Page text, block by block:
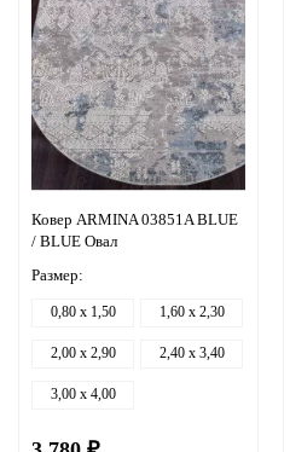
Ковер ARMINA 03851A BLUE
/ BLUE Овал
Размер:
0,80 x 1,50 1,60 x 2,30
2,00 x 2,90 2,40 x 3,40
3,00 x 4,00